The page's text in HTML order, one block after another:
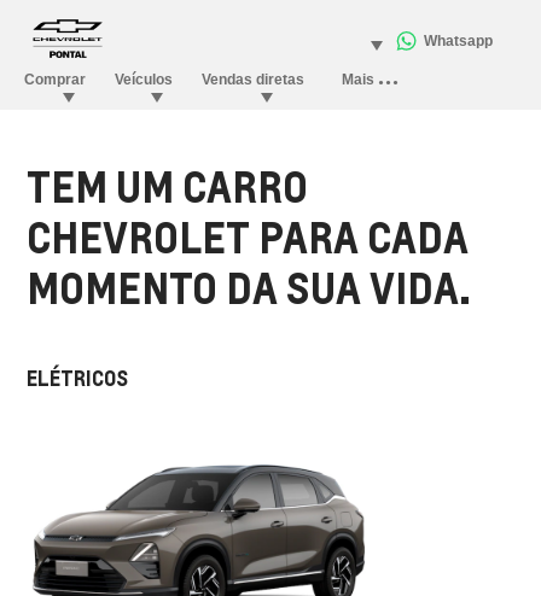
TEM UM CARRO
CHEVROLET PARA CADA
MOMENTO DA SUA VIDA.
ELÉTRICOS